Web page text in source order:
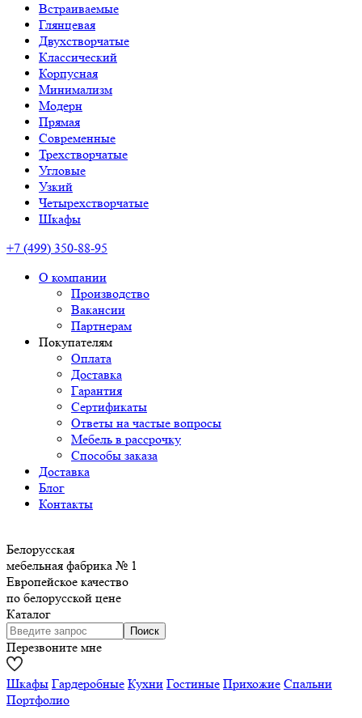
Встраиваемые
Глянцевая
Двухстворчатые
Классический
Корпусная
Минимализм
Модерн
Прямая
Современные
Трехстворчатые
Угловые
Узкий
Четырехстворчатые
Шкафы
+7 (499) 350-88-95
О компании
Производство
Вакансии
Партнерам
Покупателям
Оплата
Доставка
Гарантия
Сертификаты
Ответы на частые вопросы
Мебель в рассрочку
Способы заказа
Доставка
Блог
Контакты
Белорусская
мебельная фабрика № 1
Европейское качество
по белорусской цене
Каталог
Перезвоните мне
Шкафы Гардеробные Кухни Гостиные Прихожие Спальни
Портфолио